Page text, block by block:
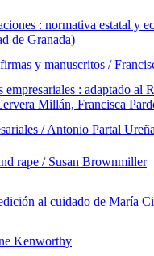
: normativa estatal y
de Granada)
y manuscritos /
: adaptado
Millán, Francisca
/ Antonio Partal
rape / Susan Brownmiller
al cuidado de María
Kenworthy